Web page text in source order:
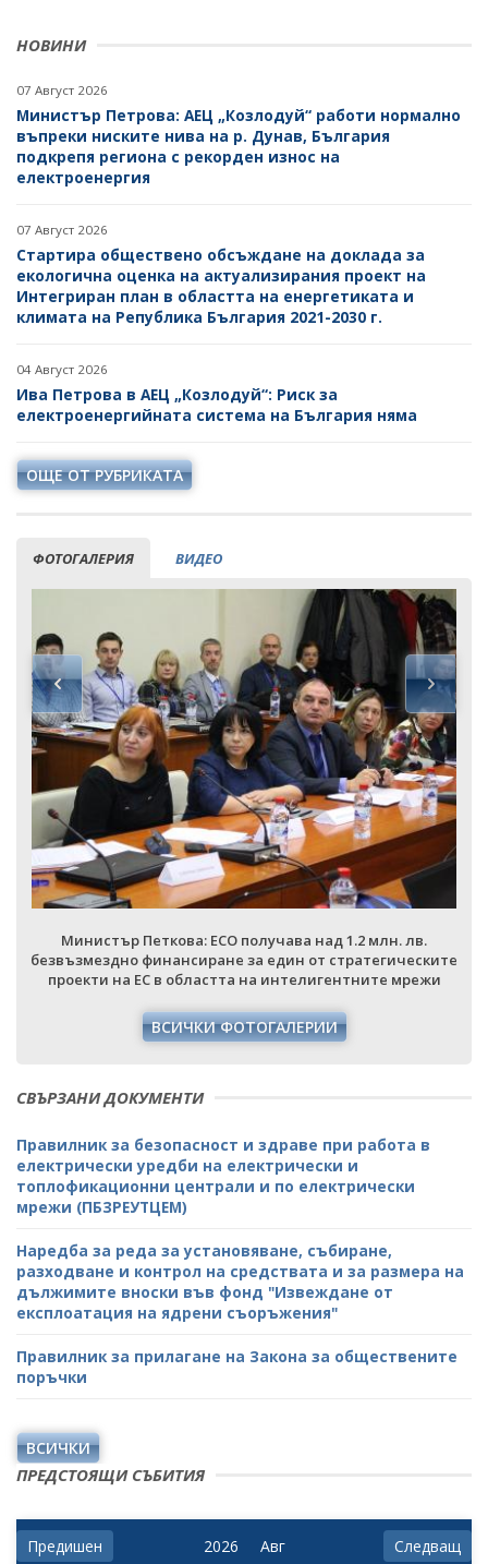
НОВИНИ
07 Август 2026
Министър Петрова: АЕЦ „Козлодуй“ работи нормално
въпреки ниските нива на р. Дунав, България
подкрепя региона с рекорден износ на
електроенергия
07 Август 2026
Стартира обществено обсъждане на доклада за
екологична оценка на актуализирания проект на
Интегриран план в областта на енергетиката и
климата на Република България 2021-2030 г.
04 Август 2026
Ива Петрова в АЕЦ „Козлодуй“: Риск за
електроенергийната система на България няма
ОЩЕ ОТ РУБРИКАТА
ФОТОГАЛЕРИЯ ВИДЕО
Министър Петкова: ЕСО получава над 1.2 млн. лв.
безвъзмездно финансиране за един от стратегическите
проекти на ЕС в областта на интелигентните мрежи
ВСИЧКИ ФОТОГАЛЕРИИ
РЕЗУЛТАТИ ОТ КОНКУРСИТЕ
КОНКУРСИ ЗА ИЗБОР НА РЪКОВОДНИ ОРГАНИ НА
ЕНЕРГИЙНИТЕ ДРУЖЕСТВА
РЕЗУЛТАТИ ОТ КОНКУРСИ ЗА ИЗБОР НА РЪКОВОДНИ
ОРГАНИ НА ЕНЕРГИЙНИТЕ ДРУЖЕСТВА
АДМИНИСТРАЦИЯ
ВТОРОСТЕПЕННИ РАЗПОРЕДИТЕЛИ
ДРУЖЕСТВА С ДЪРЖАВНО УЧАСТИЕ
СВЪРЗАНИ ДОКУМЕНТИ
Правилник за безопасност и здраве при работа в
електрически уредби на електрически и
топлофикационни централи и по електрически
мрежи (ПБЗРЕУТЦЕМ)
Наредба за реда за установяване, събиране,
разходване и контрол на средствата и за размера на
дължимите вноски във фонд "Извеждане от
експлоатация на ядрени съоръжения"
Правилник за прилагане на Закона за обществените
поръчки
ВСИЧКИ
ПРЕДСТОЯЩИ СЪБИТИЯ
Предишен Следващ